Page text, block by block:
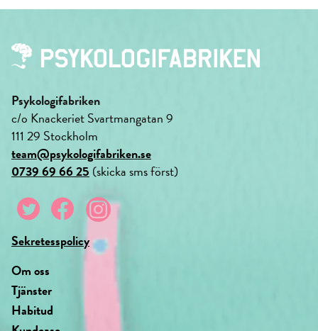
Psykologifabriken
c/o Knackeriet Svartmangatan 9
111 29 Stockholm
team@psykologifabriken.se
0739 69 66 25 (skicka sms först)
Sekretesspolicy
Om oss
Tjänster
Habitud